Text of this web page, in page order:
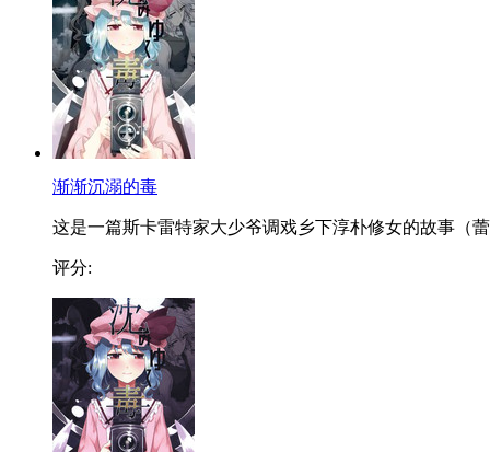
渐渐沉溺的毒
这是一篇斯卡雷特家大少爷调戏乡下淳朴修女的故事（
评分: